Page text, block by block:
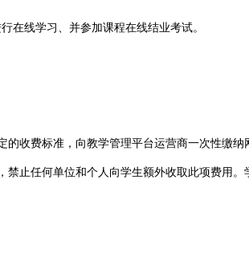
在线学习、并参加课程在线结业考试。
的收费标准，向教学管理平台运营商一次性缴纳
止任何单位和个人向学生额外收取此项费用